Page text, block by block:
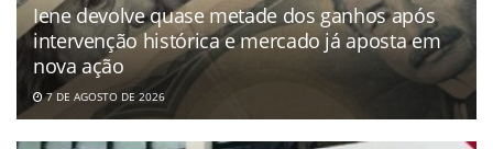
Iene devolve quase metade dos ganhos após
intervenção histórica e mercado já aposta em
nova ação
7 DE AGOSTO DE 2026